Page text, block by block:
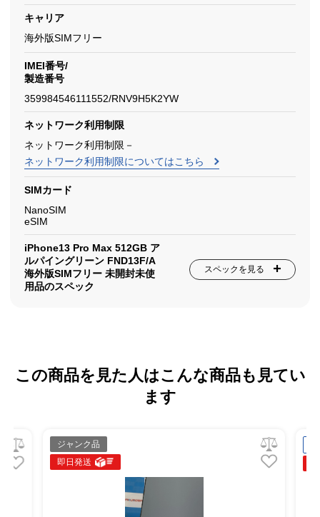
キャリア
海外版SIMフリー
IMEI番号/
製造番号
359984546111552/RNV9H5K2YW
ネットワーク利用制限
ネットワーク利用制限－
ネットワーク利用制限についてはこちら
SIMカード
NanoSIM
eSIM
iPhone13 Pro Max 512GB ア
ルパイングリーン FND13F/A
海外版SIMフリー 未開封未使
用品のスペック
スペックを見る
この商品を見た人はこんな商品も見てい
ます
ジャンク品
即日発送